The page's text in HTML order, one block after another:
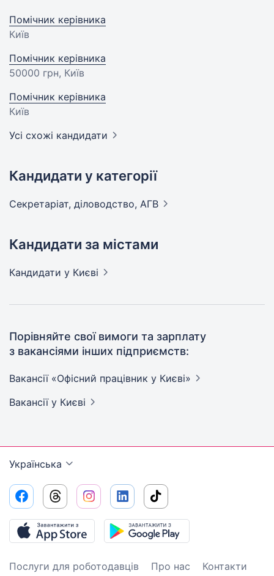
Помічник керівника
Київ
Помічник керівника
50000 грн, Київ
Помічник керівника
Київ
Усі схожі кандидати
Кандидати у категорії
Секретаріат, діловодство, АГВ
Кандидати за містами
Кандидати у Києві
Порівняйте свої вимоги та зарплату
з вакансіями інших підприємств:
Вакансії «Офісний працівник у Києві»
Вакансії у Києві
Українська
Послуги для роботодавців Про нас Контакти